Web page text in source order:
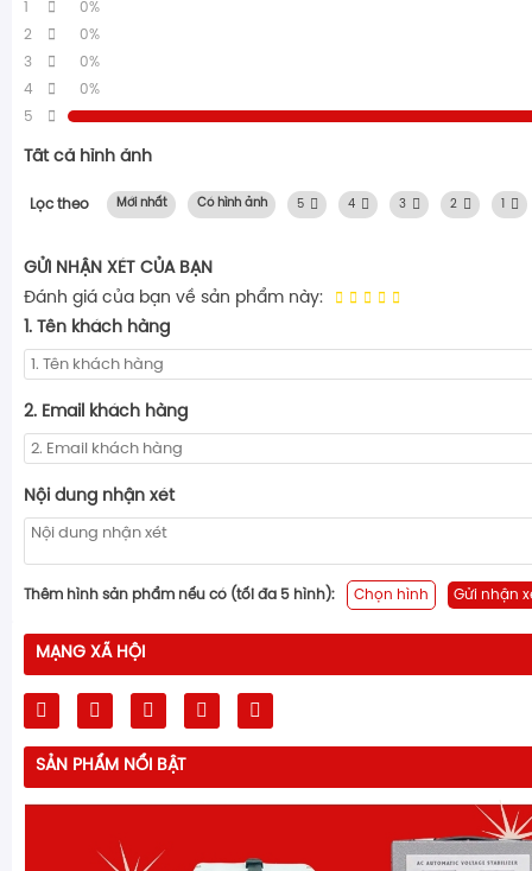
1
0%
2
0%
3
0%
4
0%
5
Tất cả hình ảnh
Lọc theo Mới nhất Có hình ảnh 5 4 3 2
GỬI NHẬN XÉT CỦA BẠN
Đánh giá của bạn về sản phẩm này:
1. Tên khách hàng
2. Email khách hàng
Nội dung nhận xét
Thêm hình sản phẩm nếu có (tối đa 5 hình): Chọn hình Gửi nhận
MẠNG XÃ HỘI
SẢN PHẨM NỔI BẬT